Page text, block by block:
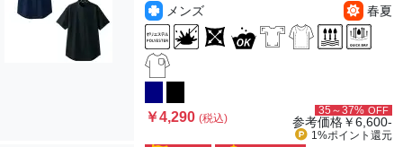
メンズ
春夏
￥4,290(税込)
35～37% OFF
参考価格￥6,600-
1%ポイント 還元